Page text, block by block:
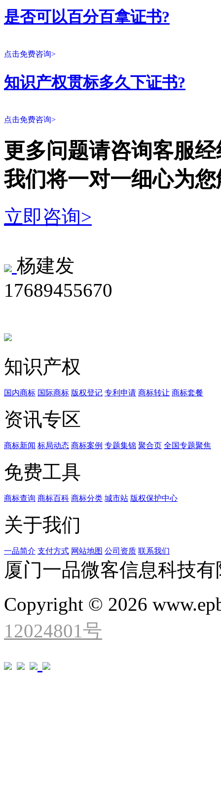
是否可以百分百拿证书?
点击免费咨询>
知识产权贯标多久下证书?
点击免费咨询>
更多问题请咨询客服
我们将一对一细心为
立即咨询>
杨建发
17689455670
知识产权
国内商标 国际商标 版权登记 专利申请 商标转让 商标套餐
资讯专区
商标新闻 标局动态 商标案例 专题集锦 聚合页 全国专题聚焦
免费工具
商标查询 商标百科 商标分类 城市站 版权保护中心
关于我们
一品简介 支付方式 网站地图 公司资质 联系我们
厦门一品微客信息科技
Copyright © 2026
12024801号